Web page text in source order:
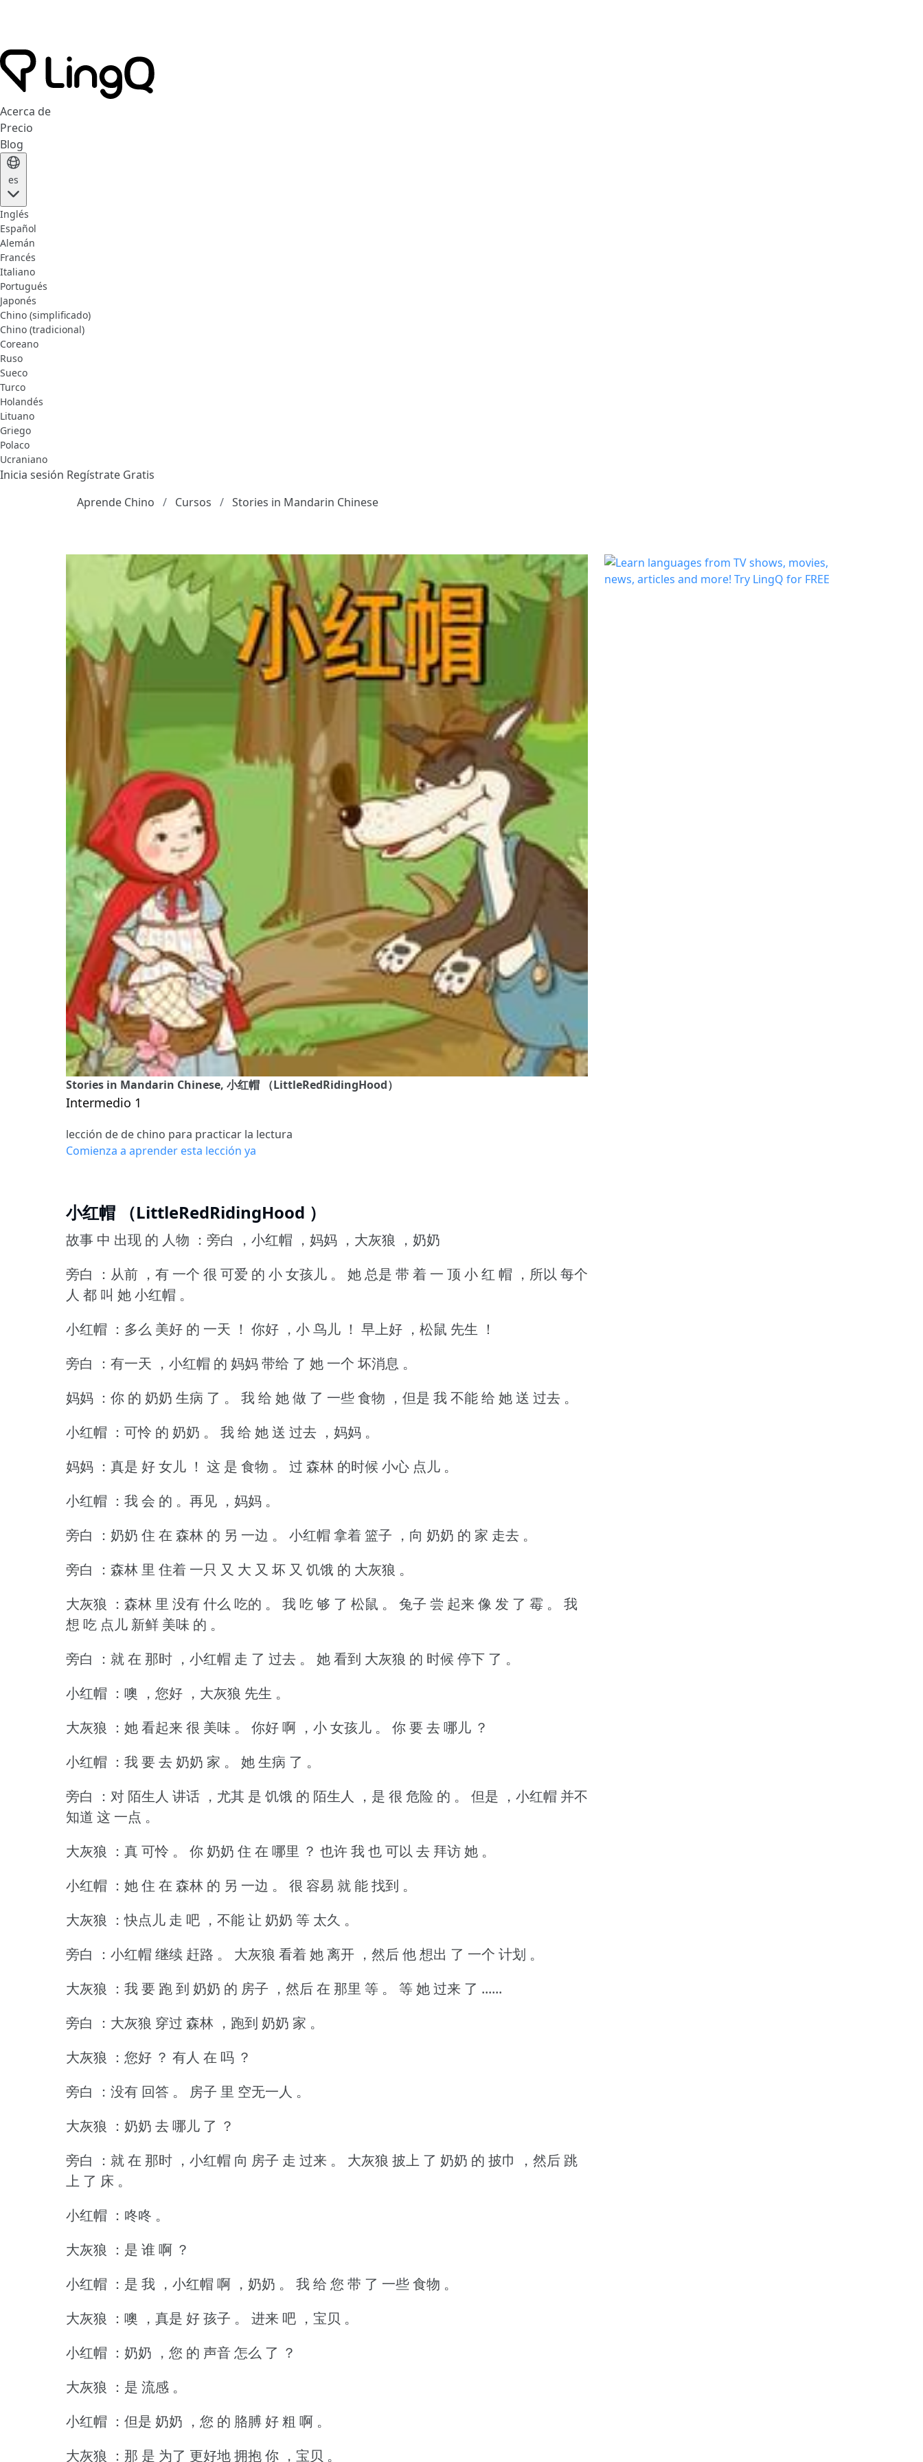
Acerca de
Precio
Blog
es
Inglés
Español
Alemán
Francés
Italiano
Portugués
Japonés
Chino (simplificado)
Chino (tradicional)
Coreano
Ruso
Sueco
Turco
Holandés
Lituano
Griego
Polaco
Ucraniano
Inicia sesión Regístrate Gratis
Aprende Chino
Cursos Stories in Mandarin Chinese
Stories in Mandarin Chinese, 小红帽 （LittleRedRidingHood）
Intermedio 1
lección de de chino para practicar la lectura
Comienza a aprender esta lección ya
小红帽 （LittleRedRidingHood ）
故事 中 出现 的 人物 ：旁白 ，小红帽 ，妈妈 ，大灰狼 ，奶奶
旁白 ：从前 ，有 一个 很 可爱 的 小 女孩儿 。
她 总是 带 着 一 顶 小 红 帽 ，所以 每个
人 都 叫 她 小红帽 。
小红帽 ：多么 美好 的 一天 ！ 你好 ，小 鸟儿 ！ 早上好 ，松鼠 先生 ！
旁白 ：有一天 ，小红帽 的 妈妈 带给 了 她 一个 坏消息 。
妈妈 ：你 的 奶奶 生病 了 。
我 给 她 做 了 一些 食物 ，但是 我 不能 给 她 送 过去 。
小红帽 ：可怜 的 奶奶 。
我 给 她 送 过去 ，妈妈 。
妈妈 ：真是 好 女儿 ！ 这 是 食物 。
过 森林 的时候 小心 点儿 。
小红帽 ：我 会 的 。再见 ，妈妈 。
旁白 ：奶奶 住 在 森林 的 另 一边 。
小红帽 拿着 篮子 ，向 奶奶 的 家 走去 。
旁白 ：森林 里 住着 一只 又 大 又 坏 又 饥饿 的 大灰狼 。
大灰狼 ：森林 里 没有 什么 吃的 。
我 吃 够 了 松鼠 。 兔子 尝 起来 像 发 了 霉 。
我
想 吃 点儿 新鲜 美味 的 。
旁白 ：就 在 那时 ，小红帽 走 了 过去 。
她 看到 大灰狼 的 时候 停下 了 。
小红帽 ：噢 ，您好 ，大灰狼 先生 。
大灰狼 ：她 看起来 很 美味 。
你好 啊 ，小 女孩儿 。
你 要 去 哪儿 ？
小红帽 ：我 要 去 奶奶 家 。
她 生病 了 。
旁白 ：对 陌生人 讲话 ，尤其 是 饥饿 的 陌生人 ，是 很 危险 的 。
但是 ，小红帽 并不
知道 这 一点 。
大灰狼 ：真 可怜 。
你 奶奶 住 在 哪里 ？ 也许 我 也 可以 去 拜访 她 。
小红帽 ：她 住 在 森林 的 另 一边 。
很 容易 就 能 找到 。
大灰狼 ：快点儿 走 吧 ，不能 让 奶奶 等 太久 。
旁白 ：小红帽 继续 赶路 。
大灰狼 看着 她 离开 ，然后 他 想出 了 一个 计划 。
大灰狼 ：我 要 跑 到 奶奶 的 房子 ，然后 在 那里 等 。
等 她 过来 了 ......
旁白 ：大灰狼 穿过 森林 ，跑到 奶奶 家 。
大灰狼 ：您好 ？ 有人 在 吗 ？
旁白 ：没有 回答 。
房子 里 空无一人 。
大灰狼 ：奶奶 去 哪儿 了 ？
旁白 ：就 在 那时 ，小红帽 向 房子 走 过来 。
大灰狼 披上 了 奶奶 的 披巾 ，然后 跳
上 了 床 。
小红帽 ：咚咚 。
大灰狼 ：是 谁 啊 ？
小红帽 ：是 我 ，小红帽 啊 ，奶奶 。
我 给 您 带 了 一些 食物 。
大灰狼 ：噢 ，真是 好 孩子 。
进来 吧 ，宝贝 。
小红帽 ：奶奶 ，您 的 声音 怎么 了 ？
大灰狼 ：是 流感 。
小红帽 ：但是 奶奶 ，您 的 胳膊 好 粗 啊 。
大灰狼 ：那 是 为了 更好地 拥抱 你 ，宝贝 。